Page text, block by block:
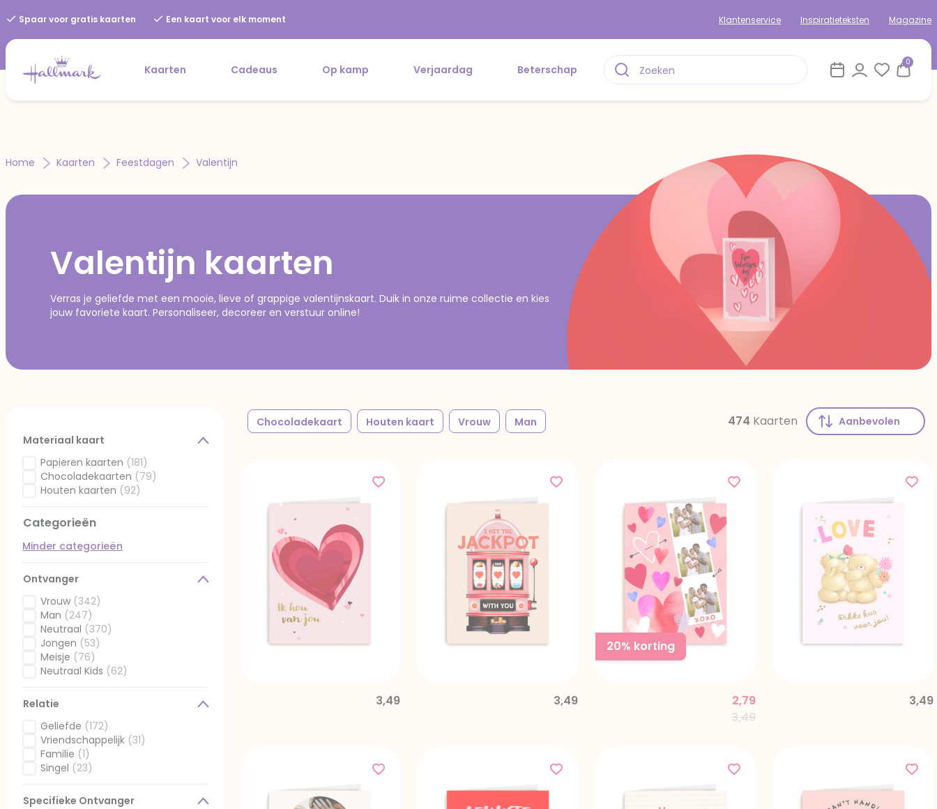
Spaar voor gratis kaarten Een kaart voor elk moment Klantenservice Inspiratieteksten Magazine
Kaarten Cadeaus Op kamp Verjaardag Beterschap
0
Home Kaarten Feestdagen Valentijn
Valentijn kaarten
Verras je geliefde met een mooie, lieve of grappige valentijnskaart. Duik in onze ruime collectie en kies
jouw favoriete kaart. Personaliseer, decoreer en verstuur online!
Materiaal kaart
Papieren kaarten (181)
Gefilterd op Materiaal kaart: Papieren kaarten
Chocoladekaarten (79)
Gefilterd op Materiaal kaart: Chocoladekaarten
Houten kaarten (92)
Categorieën
Minder categorieën
Ontvanger
Vrouw (342)
Gefilterd op Ontvanger: Vrouw
Man (247)
Gefilterd op Ontvanger: Man
Neutraal (370)
Gefilterd op Ontvanger: Neutraal
Jongen (53)
Gefilterd op Ontvanger: Jongen
Meisje (76)
Gefilterd op Ontvanger: Meisje
Neutraal Kids (62)
Relatie
Geliefde (172)
Gefilterd op Relatie: Geliefde
Vriendschappelijk (31)
Gefilterd op Relatie: Vriendschappelijk
Familie (1)
Gefilterd op Relatie: Familie
Singel (23)
Specifieke Ontvanger
Chocoladekaart Houten kaart Vrouw Man 474 Kaarten
3,49 3,49
20% korting
Price reduced from
3,49to
2,79 3,49